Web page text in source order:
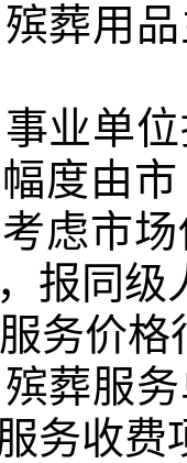
葬用
业单
度由
虑市
报同级
务价
葬服
务收费